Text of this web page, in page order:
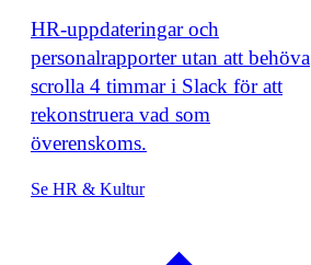
HR-uppdateringar och
personalrapporter utan att behöva
scrolla 4 timmar i Slack för att
rekonstruera vad som
överenskoms.
Se HR & Kultur